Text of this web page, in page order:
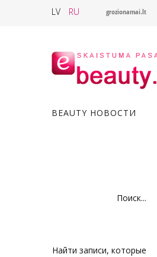
LV RU grozionamai.lt
BEAUTY НОВОСТИ
Поиск...
Найти записи, которые